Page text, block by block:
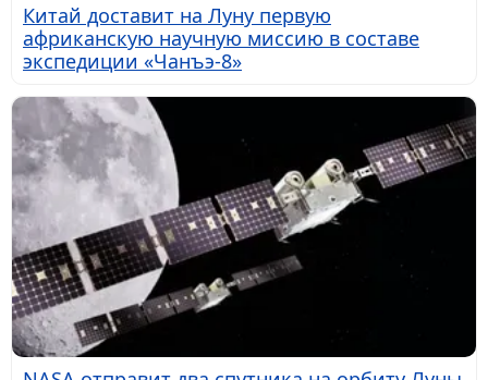
Китай доставит на Луну первую
африканскую научную миссию в составе
экспедиции «Чанъэ-8»